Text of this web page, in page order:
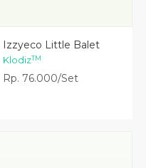
Lihat Detail
Izzyeco Little Balet
KlodizTM
Rp. 76.000/Set